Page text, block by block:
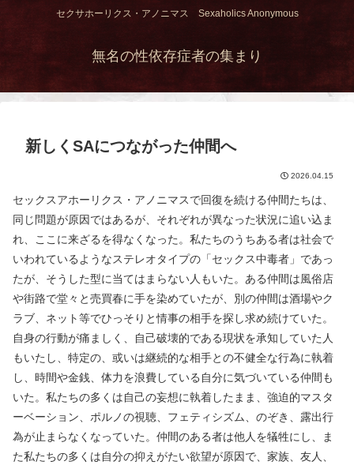
セクサホーリクス・アノニマス Sexaholics Anonymous
無名の性依存症者の集まり
新しくSAにつながった仲間へ
2026.04.15
セックスアホーリクス・アノニマスで回復を続ける仲間たちは、
同じ問題が原因ではあるが、それぞれが異なった状況に追い込ま
れ、ここに来ざるを得なくなった。私たちのうちある者は社会で
いわれているようなステレオタイプの「セックス中毒者」であっ
たが、そうした型に当てはまらない人もいた。ある仲間は風俗店
や街路で堂々と売買春に手を染めていたが、別の仲間は酒場やク
ラブ、ネット等でひっそりと情事の相手を探し求め続けていた。
自身の行動が痛ましく、自己破壊的である現状を承知していた人
もいたし、特定の、或いは継続的な相手との不健全な行為に執着
し、時間や金銭、体力を浪費している自分に気づいている仲間も
いた。私たちの多くは自己の妄想に執着したまま、強迫的マスタ
ーベーション、ポルノの視聴、フェティシズム、のぞき、露出行
為が止まらなくなっていた。仲間のある者は他人を犠牲にし、ま
た私たちの多くは自分の抑えがたい欲望が原因で、家族、友人、